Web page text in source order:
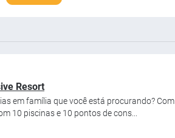
Resort
em família que você está procurando? Com
10 piscinas e 10 pontos de cons...